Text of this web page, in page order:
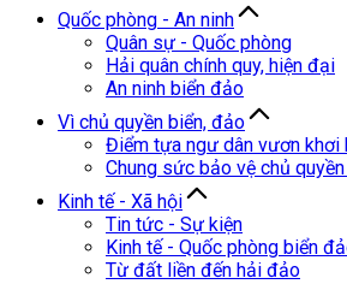
Quốc phòng - An ninh
Quân sự - Quốc phòng
Hải quân chính quy, hiện đại
An ninh biển đảo
Vì chủ quyền biển, đảo
Điểm tựa ngư dân vươn khơi
Chung sức bảo vệ chủ
Kinh tế - Xã hội
Tin tức - Sự kiện
Kinh tế - Quốc phòng biển
Từ đất liền đến hải đảo